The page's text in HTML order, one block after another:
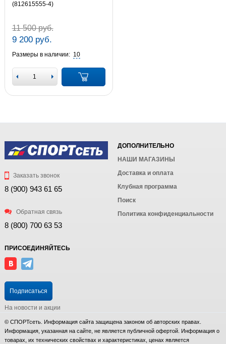
(812615555-4)
11 500 руб.
9 200 руб.
Размеры в наличии: 10
Заказать звонок
8 (900) 943 61 65
Обратная связь
8 (800) 700 63 53
ДОПОЛНИТЕЛЬНО
НАШИ МАГАЗИНЫ
Доставка и оплата
Клубная программа
Поиск
Политика конфиденциальности
ПРИСОЕДИНЯЙТЕСЬ
Подписаться
На новости и акции
© СПОРТсеть. Информация сайта защищена законом об авторских правах.
Информация, указанная на сайте, не является публичной офертой. Информация о
товарах, их технических свойствах и характеристиках, ценах является